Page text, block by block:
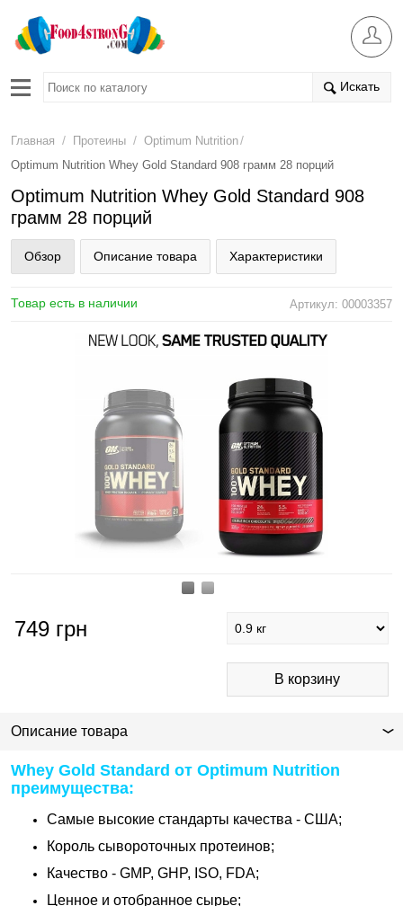
Искать
Главная / Протеины / Optimum Nutrition/
Optimum Nutrition Whey Gold Standard 908 грамм 28 порций
Optimum Nutrition Whey Gold Standard 908
грамм 28 порций
Обзор Описание товара Характеристики
Товар есть в наличии Артикул: 00003357
749 грн
Описание товара
Whey Gold Standard от Optimum Nutrition
преимущества:
Самые высокие стандарты качества - США;
Король сывороточных протеинов;
Качество - GMP, GHP, ISO, FDA;
Ценное и отобранное сырье;